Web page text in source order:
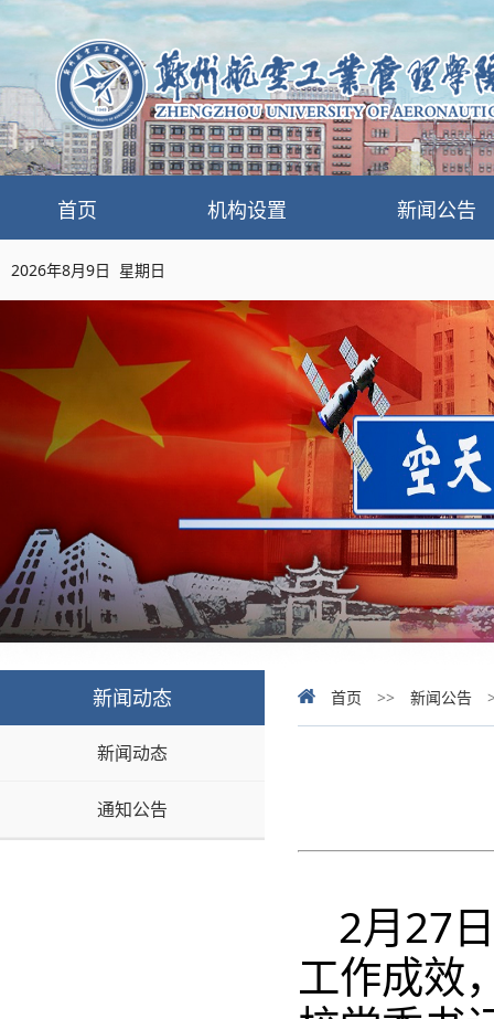
首页 机构设置 新闻公告
2026年8月9日 星期日
新闻动态
新闻动态
通知公告
首页 >> 新闻公告
2月27
工作成效